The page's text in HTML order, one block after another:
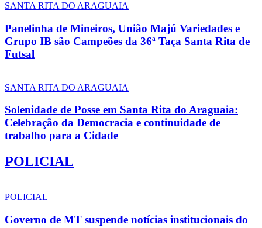
SANTA RITA DO ARAGUAIA
Panelinha de Mineiros, União Majú Variedades e
Grupo IB são Campeões da 36ª Taça Santa Rita de
Futsal
SANTA RITA DO ARAGUAIA
Solenidade de Posse em Santa Rita do Araguaia:
Celebração da Democracia e continuidade de
trabalho para a Cidade
POLICIAL
POLICIAL
Governo de MT suspende notícias institucionais do